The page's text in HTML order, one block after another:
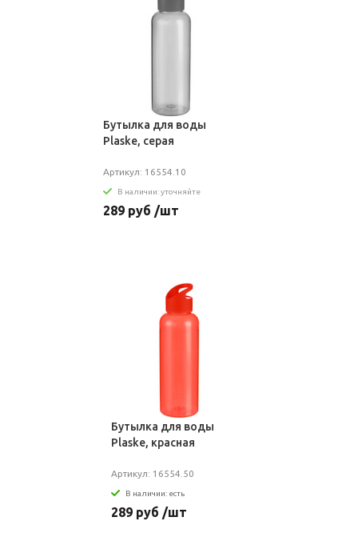
Бутылка для воды
Plaske, серая
Артикул: 16554.10
В наличии: уточняйте
289 руб /шт
Бутылка для воды
Plaske, красная
Артикул: 16554.50
В наличии: есть
289 руб /шт